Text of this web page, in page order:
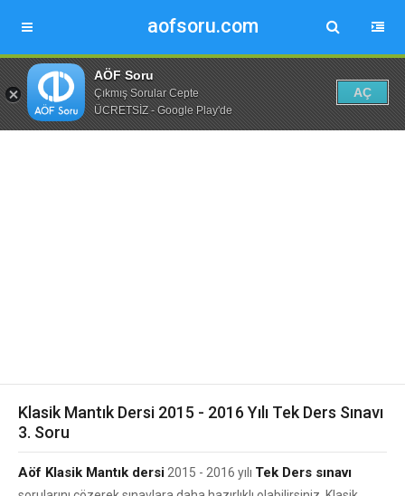
aofsoru.com
AÖF Soru
Çıkmış Sorular Cepte
ÜCRETSİZ - Google Play'de
AÇ
Klasik Mantık Dersi 2015 - 2016 Yılı Tek Ders Sınavı
3. Soru
Aöf Klasik Mantık dersi 2015 - 2016 yılı Tek Ders sınavı